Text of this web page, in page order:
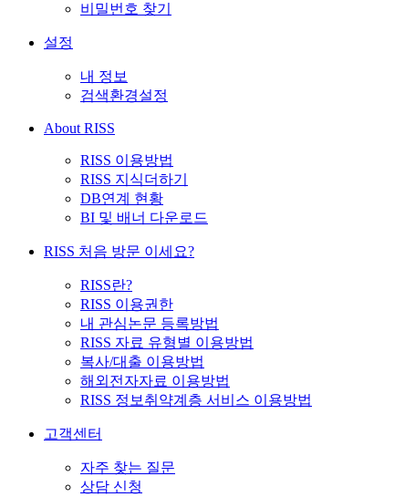
비밀번호 찾기
설정
내 정보
검색환경설정
About RISS
RISS 이용방법
RISS 지식더하기
DB연계 현황
BI 및 배너 다운로드
RISS 처음 방문 이세요?
RISS란?
RISS 이용권한
내 관심논문 등록방법
RISS 자료 유형별 이용방법
복사/대출 이용방법
해외전자자료 이용방법
RISS 정보취약계층 서비스 이용방법
고객센터
자주 찾는 질문
상담 신청